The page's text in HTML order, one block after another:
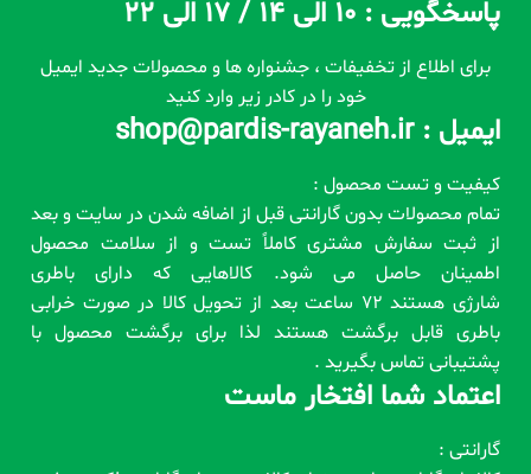
پاسخگویی : 10 الی 14 / 17 الی 22
برای اطلاع از تخفیفات ، جشنواره ها و محصولات جدید ایمیل
خود را در کادر زیر وارد کنید
ایمیل : shop@pardis-rayaneh.ir
کیفیت و تست محصول :
تمام محصولات بدون گارانتی قبل از اضافه شدن در سایت و بعد
از ثبت سفارش مشتری کاملاً تست و از سلامت محصول
اطمینان حاصل می شود. کالاهایی که دارای باطری
شارژی هستند 72 ساعت بعد از تحویل کالا در صورت خرابی
باطری قابل برگشت هستند لذا برای برگشت محصول با
پشتیبانی تماس بگیرید .
اعتماد شما افتخار ماست
گارانتی :